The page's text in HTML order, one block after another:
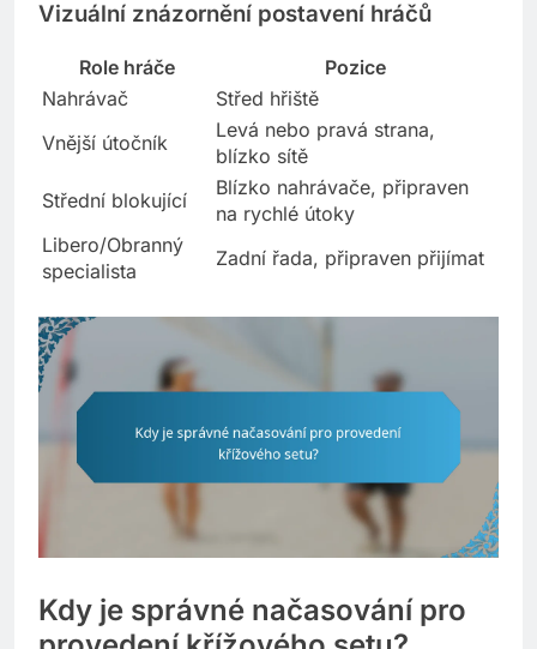
Vizuální znázornění postavení hráčů
Role hráče
Pozice
Nahrávač
Střed hřiště
Vnější útočník
Levá nebo pravá strana,
blízko sítě
Střední blokující
Blízko nahrávače, připraven
na rychlé útoky
Libero/Obranný
specialista
Zadní řada, připraven přijímat
Kdy je správné načasování pro